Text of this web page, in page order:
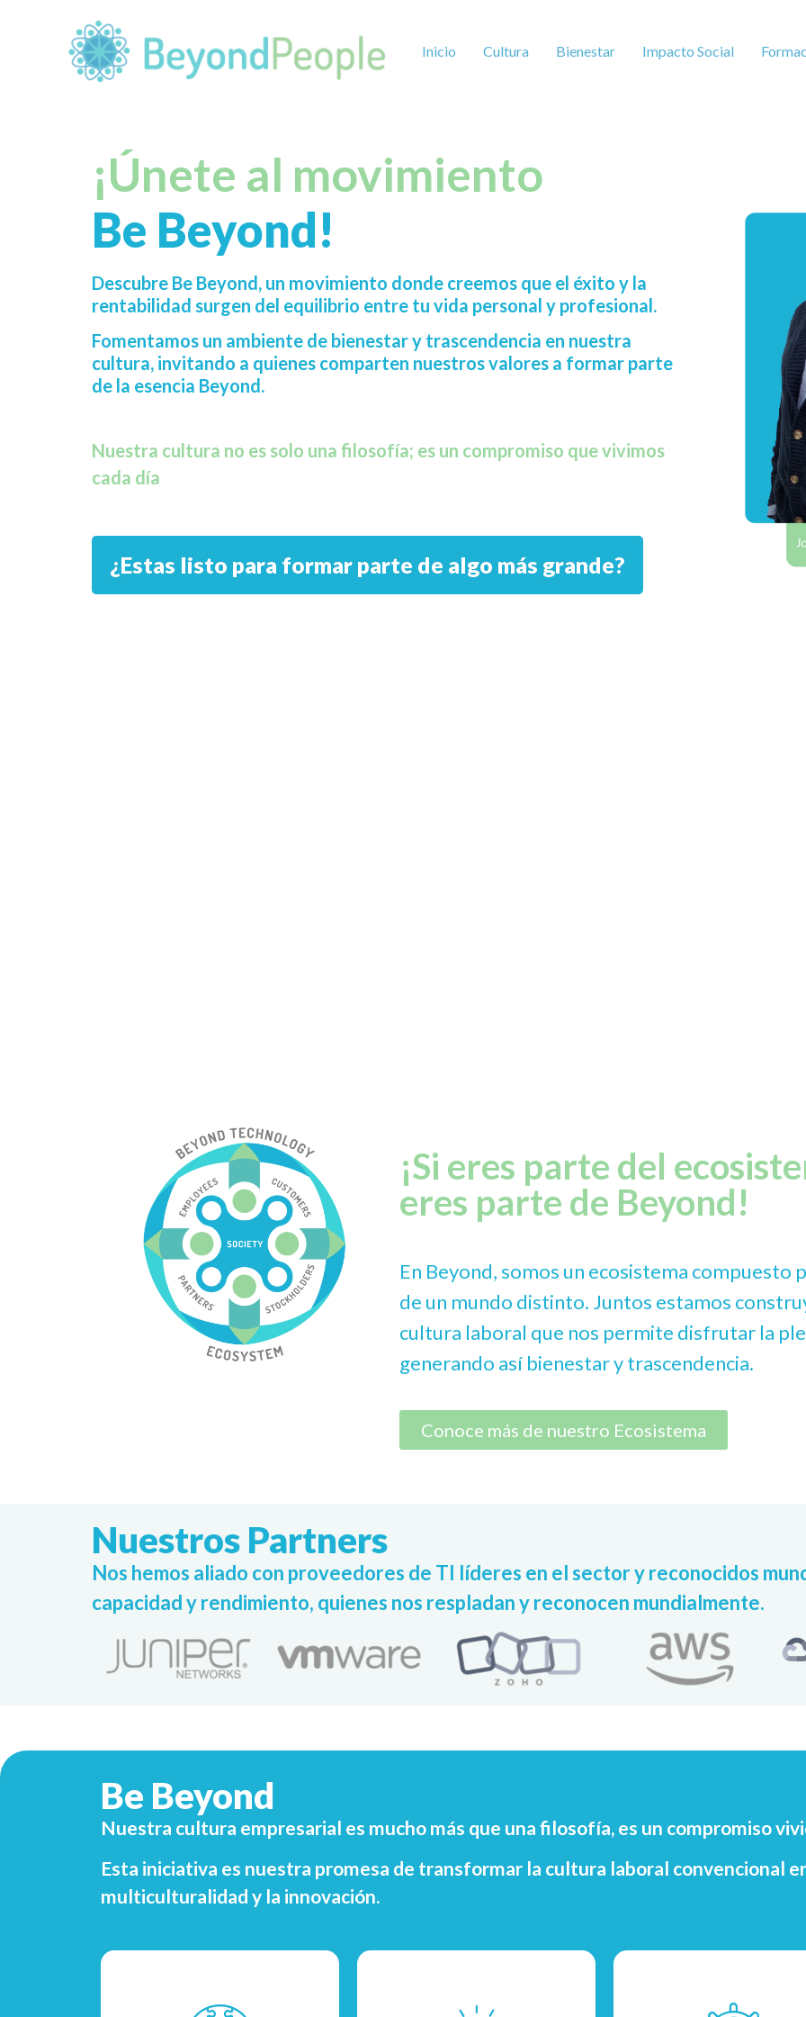
Inicio Cultura Bienestar Impacto Social
¡Únete al movimiento
Be Beyond!
Descubre Be Beyond, un movimiento donde creemos que el éxito y la
rentabilidad surgen del equilibrio entre tu vida personal y profesional.
Fomentamos un ambiente de bienestar y trascendencia en nuestra
cultura, invitando a quienes comparten nuestros valores a formar parte
de la esencia Beyond.
Nuestra cultura no es solo una filosofía; es un compromiso que vivimos
cada día
¿Estas listo para formar parte de algo más grande?
¡Si eres parte del
eres parte de Beyond!
En Beyond, somos un ecosistema
de un mundo distinto. Juntos estamos
cultura laboral que nos permite disfrutar la
generando así bienestar y trascendencia.
Conoce más de nuestro Ecosistema
Nuestros Partners
Nos hemos aliado con proveedores de TI líderes en el sector y reconocidos
capacidad y rendimiento, quienes nos respladan y reconocen mundialmente.
Be Beyond
Nuestra cultura empresarial es mucho más que una filosofía, es un compromiso
Esta iniciativa es nuestra promesa de transformar la cultura laboral convencional
multiculturalidad y la innovación.